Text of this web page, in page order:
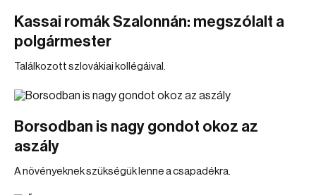
Kassai romák Szalonnán: megszólalt a
polgármester
Találkozott szlovákiai kollégáival.
Borsodban is nagy gondot okoz az
aszály
A növényeknek szükségük lenne a csapadékra.